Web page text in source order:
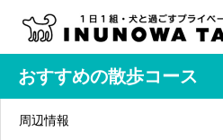
おすすめの散歩コース
周辺情報